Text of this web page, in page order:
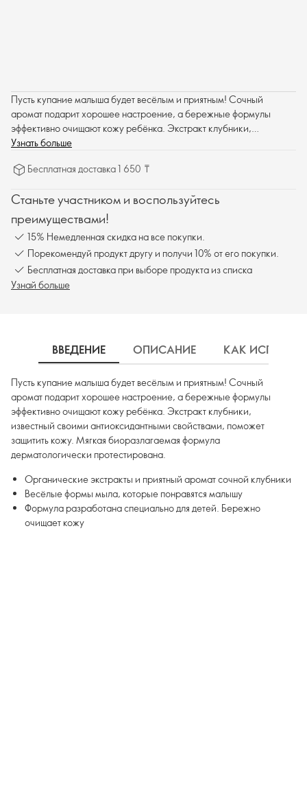
Пусть купание малыша будет весёлым и приятным! Сочный
аромат подарит хорошее настроение, а бережные формулы
эффективно очищают кожу ребёнка. Экстракт клубники,
известный своими антиоксидантными свойствами, поможет
дерматологически протестирована.
Узнать больше
Бесплатная доставка 1 650 ₸
Станьте участником и воспользуйтесь
преимуществами!
15% Немедленная скидка на все покупки.
Порекомендуй продукт другу и получи 10% от его покупки.
Бесплатная доставка при выборе продукта из списка
Узнай больше
ВВЕДЕНИЕ ОПИСАНИЕ КАК
Пусть купание малыша будет весёлым и приятным! Сочный
аромат подарит хорошее настроение, а бережные формулы
эффективно очищают кожу ребёнка. Экстракт клубники,
известный своими антиоксидантными свойствами, поможет
защитить кожу. Мягкая биоразлагаемая формула
дерматологически протестирована.
Органические экстракты и приятный аромат сочной клубники
Весёлые формы мыла, которые понравятся малышу
Формула разработана специально для детей. Бережно
очищает кожу